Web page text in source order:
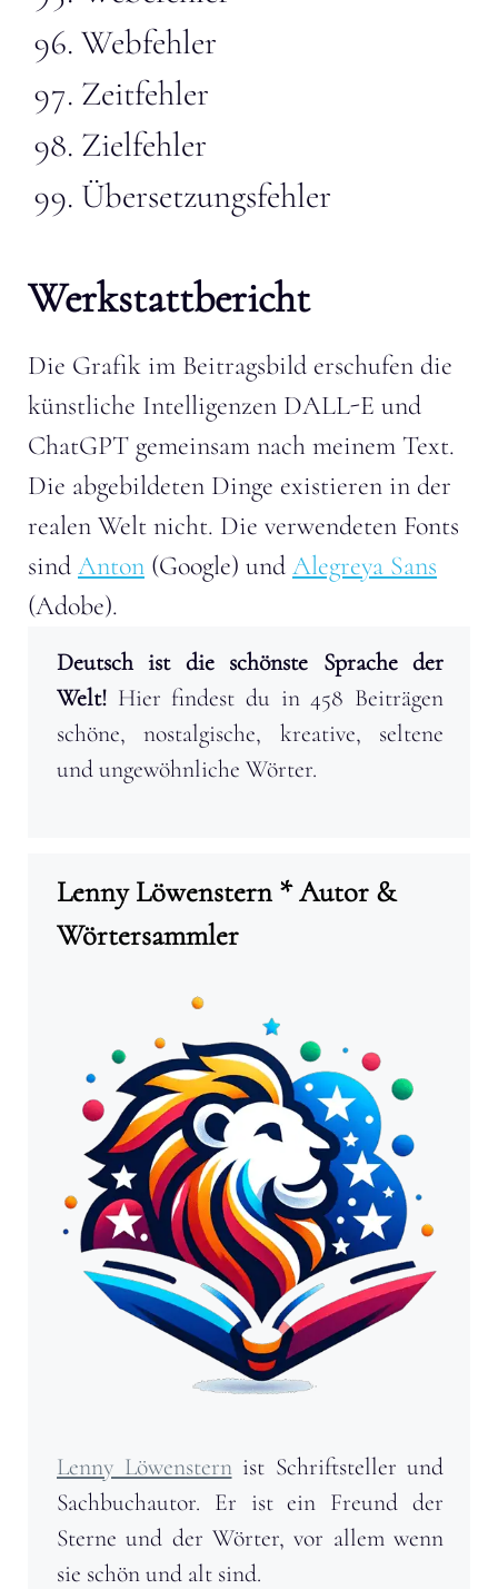
Webfehler
Zeitfehler
Zielfehler
Übersetzungsfehler
Werkstattbericht
Die Grafik im Beitragsbild erschufen die
künstliche Intelligenzen DALL-E und
ChatGPT gemeinsam nach meinem Text.
Die abgebildeten Dinge existieren in der
realen Welt nicht. Die verwendeten Fonts
sind Anton (Google) und Alegreya Sans
(Adobe).
Deutsch ist die schönste Sprache der
Welt! Hier findest du in 458 Beiträgen
schöne, nostalgische, kreative, seltene
und ungewöhnliche Wörter.
Lenny Löwenstern * Autor &
Wörtersammler
Lenny Löwensternist Schriftsteller und
Sachbuchautor. Er ist ein Freund der
Sterne und der Wörter, vor allem wenn
sie schön und alt sind.